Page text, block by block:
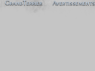
2
GrandTerrier
Avertissements